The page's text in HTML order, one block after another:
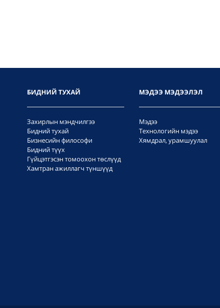
БИДНИЙ ТУХАЙ
Захирлын мэндчилгээ
Бидний тухай
Бизнесийн философи
Бидний түүх
Гүйцэтгэсэн томоохон төслүүд
Хамтран ажиллагч түншүүд
МЭДЭЭ МЭДЭЭЛЭЛ
Мэдээ
Технологийн мэдээ
Хямдрал, урамшуулал